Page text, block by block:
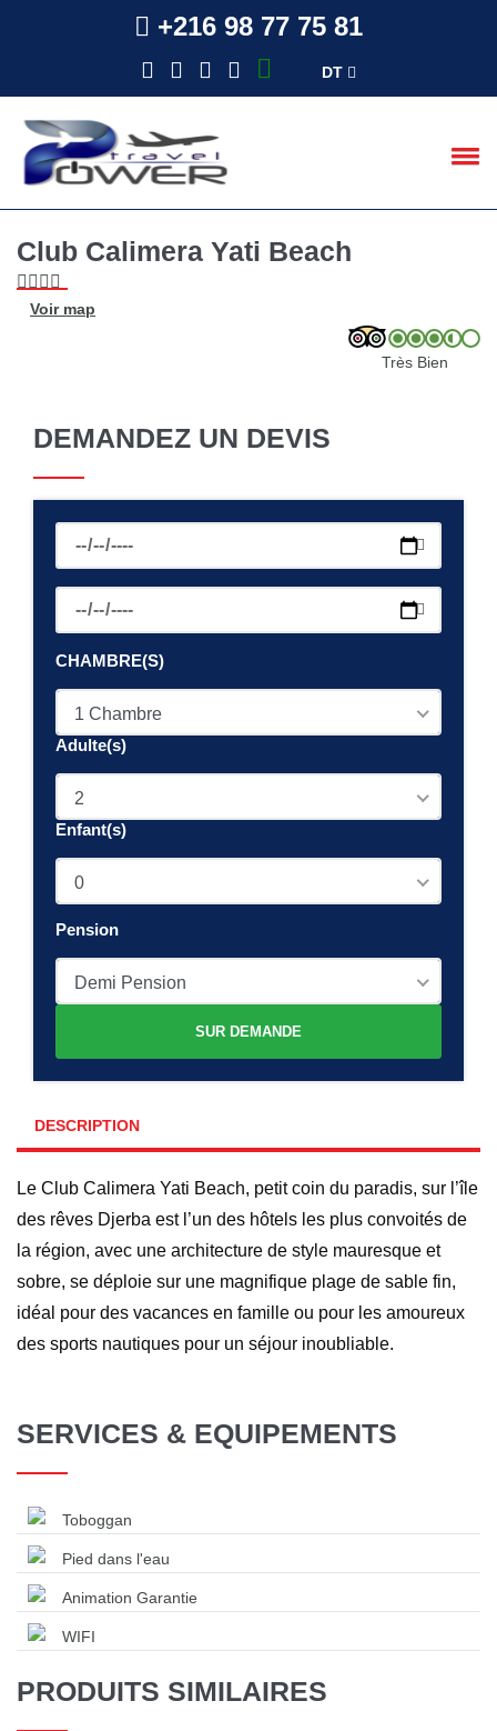
+216 98 77 75 81
DT
Club Calimera Yati Beach
Voir map
Très Bien
DEMANDEZ UN DEVIS
CHAMBRE(S)
1 Chambre
Adulte(s)
2
Enfant(s)
0
Pension
Demi Pension
SUR DEMANDE
DESCRIPTION
Le Club Calimera Yati Beach, petit coin du paradis, sur l’île
des rêves Djerba est l’un des hôtels les plus convoités de
la région, avec une architecture de style mauresque et
sobre, se déploie sur une magnifique plage de sable fin,
idéal pour des vacances en famille ou pour les amoureux
des sports nautiques pour un séjour inoubliable.
SERVICES & EQUIPEMENTS
Toboggan
Pied dans l'eau
Animation Garantie
WIFI
PRODUITS SIMILAIRES